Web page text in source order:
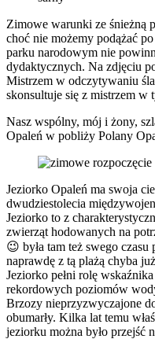
Zimowe warunki ze śnieżną
choć nie możemy podążać
parku narodowym nie
dydaktycznych. Na zdjęciu
Mistrzem w odczytywaniu
skonsultuje się z mistrzem w
Nasz wspólny, mój i żony,
Opaleń w pobliży Polany
Jeziorko Opaleń ma swoja
dwudziestolecia
Jeziorko to z
zwierząt hodowanych na
😉 była tam też swego
naprawdę z tą plażą chyba
Jeziorko pełni rolę
rekordowych poziomów
Brzozy nieprzyzwyczajone
obumarły. Kilka lat temu
jeziorku można było przejść